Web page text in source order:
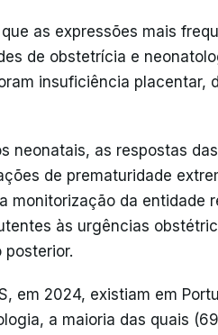
as expressões mais
de obstetrícia e
insuficiência placentar,
neonatais, as respostas
de prematuridade
monitorização da entidade
às urgências
posterior.
em 2024, existiam em
a maioria das quais